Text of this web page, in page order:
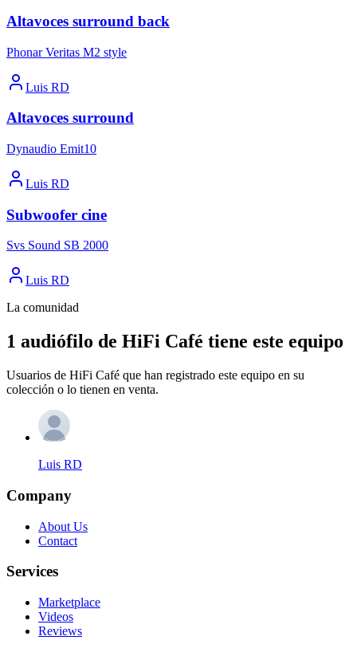
Altavoces surround back
Phonar Veritas M2 style
Luis RD
Altavoces surround
Dynaudio Emit10
Luis RD
Subwoofer cine
Svs Sound SB 2000
Luis RD
La comunidad
1 audiófilo de HiFi Café tiene este equipo
Usuarios de HiFi Café que han registrado este equipo en su
colección o lo tienen en venta.
Luis RD
Company
About Us
Contact
Services
Marketplace
Videos
Reviews